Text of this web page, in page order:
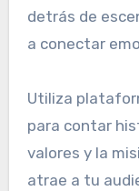
detrás de
a conectar
Utiliza
para contar
valores y la
atrae a tu